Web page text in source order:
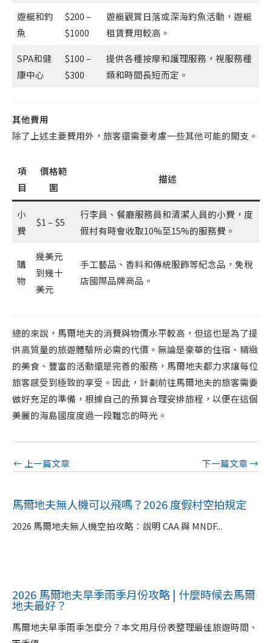
遊艇和釣
魚
$200 –
$1000
遊艇觀賞日落或深海釣魚活動，遊艇
租賃費用較高。
SPA和健
康中心
$100 –
$300
提供各種按摩和護理服務，視服務種
類和時間長短而定。
其他費用
除了上述主要費用外，旅客還需要考慮一些其他可能的開支。
項
目
價格範
圍
描述
小
費
$1 – $5
行李員、餐廳服務員和清潔人員的小費，度
假村有時會收取10%至15%的服務費。
購
物
幾美元
到幾十
美元
手工藝品、香料和傳統服飾等紀念品，免稅
店國際品牌商品。
總的來說，馬爾地夫的消費與物價水平較高，但這也是為了提
供高質量的旅遊體驗所必需的代價。無論是豪華的住宿、精緻
的美食、豐富的活動還是完善的服務，馬爾地夫都力求讓每位
旅客感受到極致的享受。因此，計劃前往馬爾地夫的旅客需要
做好充足的準備，根據自己的預算合理安排旅程，以便在這個
美麗的海島國度度過一段難忘的時光。
← 上一篇文章 下一篇文章→
馬爾地夫無人機可以飛嗎？2026 度假村空拍規定
2026 馬爾地夫無人機空拍攻略：說明 CAA 與 MNDF...
2026 馬爾地夫旱季雨季月份攻略 | 什麼時候去馬爾
地夫最好？
馬爾地夫旱季雨季怎麼分？本文用月份表整理最佳旅遊時間、